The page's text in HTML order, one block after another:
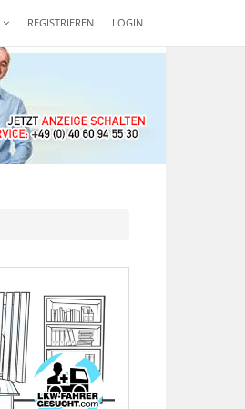
REGISTRIEREN LOGIN